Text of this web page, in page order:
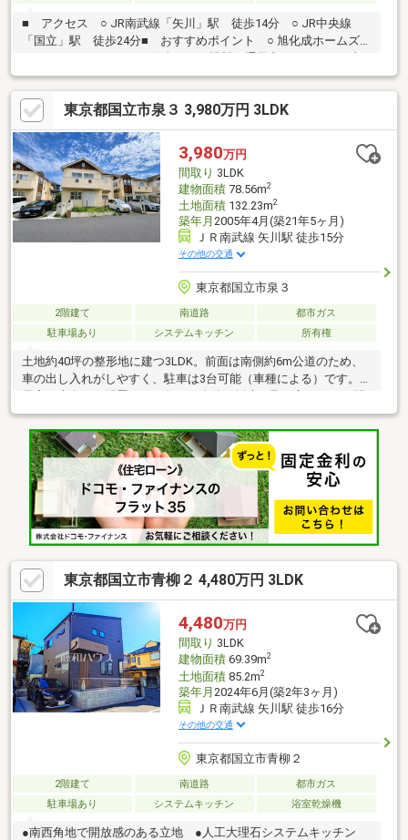
■ アクセス ○ JR南武線「矢川」駅 徒歩14分 ○ JR中央線
「国立」駅 徒歩24分■ おすすめポイント ○ 旭化成ホームズ施
地面積約40坪・建物面積約58坪 ○ 約20.5帖の広々としたLDK ○
キッチン広々としており、料理がはかどります。 ○ 各居室十分
なスペースを確保しております。 ○ 収納が豊富で荷物もたっぷ
りしまえます。 ○ 周辺にはスーパーやドラッグストアなど充実
しています。
東京都国立市泉３ 3,980万円 3LDK
3,980万円
間取り 3LDK
建物面積78.56m2
土地面積132.23m2
築年月 2005年4月(築21年5ヶ月)
ＪＲ南武線 矢川駅 徒歩15分
その他の交通
東京都国立市泉３
2階建て 南道路
都市ガス
駐車場あり
システムキッチン 所有権
土地約40坪の整形地に建つ3LDK。前面は南側約6m公道のため、
車の出し入れがしやすく、駐車は3台可能（車種による）です。全
取り。約16帖のLDKを中心に、ご家族が自然と集まる空間を演出
します。JR南武線「矢川」駅徒歩13分。通勤・通学と落ち着いた
住環境のバランスを重視したいご家族におすすめの住まいです。
洋服や日用品をまとめて収納できる収納棚がついた物件です。ご
希望のお住まいを探しませんか。当社では数多くの不動産情報を
取り扱っております。住まい探しは是非私どもにもサポートさせ
てください。
東京都国立市青柳２ 4,480万円 3LDK
4,480万円
間取り 3LDK
建物面積69.39m2
土地面積85.2m2
築年月 2024年6月(築2年3ヶ月)
ＪＲ南武線 矢川駅 徒歩16分
その他の交通
東京都国立市青柳２
2階建て 南道路
都市ガス
駐車場あり
システムキッチン 浴室乾燥機
●南西角地で開放感のある立地 ●人工大理石システムキッチン